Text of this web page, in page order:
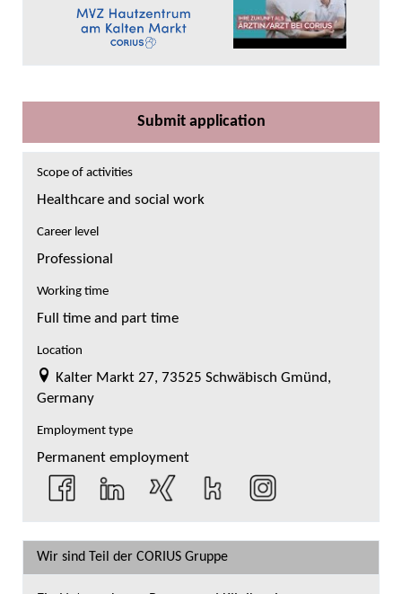
Submit application
Scope of activities
Healthcare and social work
Career level
Professional
Working time
Full time and part time
Location
Kalter Markt 27, 73525 Schwäbisch Gmünd,
Germany
Employment type
Permanent employment
Wir sind Teil der CORIUS Gruppe